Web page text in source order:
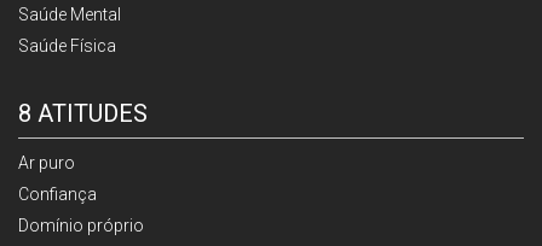
Saúde Mental
Saúde Física
8 ATITUDES
Ar puro
Confiança
Domínio próprio